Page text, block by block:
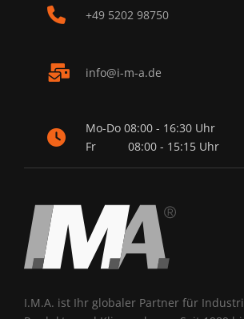
+49 5202 98750
nf -m- d
Mo-Do08:00 - 16:30 Uhr
Fr08:00 - 15:15 Uhr
I.M.A. ist Ihr globaler Partner für